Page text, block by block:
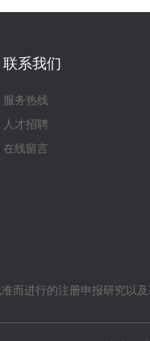
联系我们
服务热线
人才招聘
在线留言
而进行的注册申报研究以